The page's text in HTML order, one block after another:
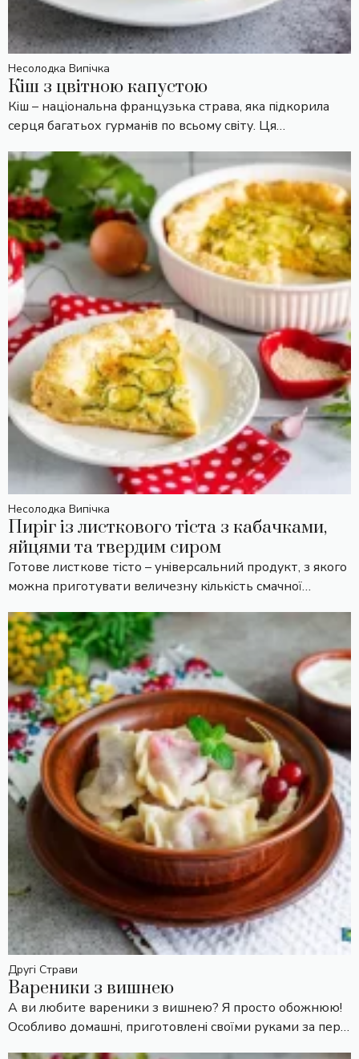
Несолодка Випічка
Кіш з цвітною капустою
Кіш – національна французька страва, яка підкорила
серця багатьох гурманів по всьому світу. Ця…
Несолодка Випічка
Пиріг із листкового тіста з кабачками,
яйцями та твердим сиром
Готове листкове тісто – універсальний продукт, з якого
можна приготувати величезну кількість смачної…
Другі Страви
Вареники з вишнею
А ви любите вареники з вишнею? Я просто обожнюю!
Особливо домашні, приготовлені своїми руками за пер…